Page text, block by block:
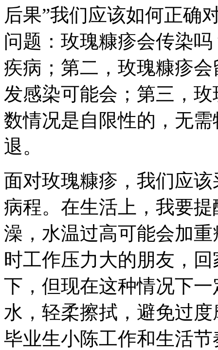
后果”我们应该如何正确
问题：玫瑰糠疹会传染
疾病；第二，玫瑰糠疹
发感染可能会；第三，
数情况是自限性的，无
退。
面对玫瑰糠疹，我们应
病程。在生活上，我要
澡，水温过高可能会加
时工作压力大的朋友，
下，但现在这种情况下
水，轻柔擦拭，避免过
毕业生小陈工作和生活